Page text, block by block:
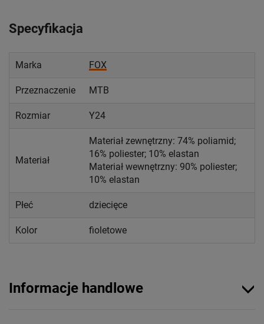
Specyfikacja
Marka FOX
Przeznaczenie MTB
Rozmiar Y24
Materiał
Materiał zewnętrzny: 74% poliamid;
16% poliester; 10% elastan
Materiał wewnętrzny: 90% poliester;
10% elastan
Płeć dziecięce
Kolor fioletowe
Informacje handlowe